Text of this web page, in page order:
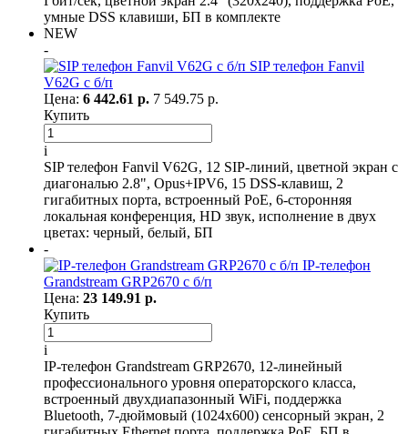
умные DSS клавиши, БП в комплекте
NEW
-
SIP телефон Fanvil
V62G с б/п
Цена: 6 442.61 р. 7 549.75 р.
Купить
i
SIP телефон Fanvil V62G, 12 SIP-линий, цветной экран с
диагональю 2.8", Opus+IPV6, 15 DSS-клавиш, 2
гигабитных порта, встроенный PoE, 6-сторонняя
локальная конференция, HD звук, исполнение в двух
цветах: черный, белый, БП
-
IP-телефон
Grandstream GRP2670 с б/п
Цена: 23 149.91 р.
Купить
i
IP-телефон Grandstream GRP2670, 12-линейный
профессионального уровня операторского класса,
встроенный двухдиапазонный WiFi, поддержка
Bluetooth, 7-дюймовый (1024x600) сенсорный экран, 2